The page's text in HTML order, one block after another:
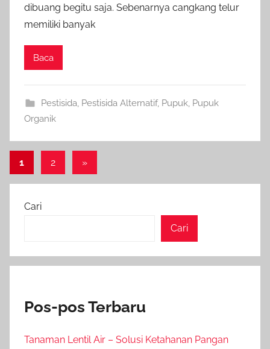
dibuang begitu saja. Sebenarnya cangkang telur
memiliki banyak
Baca
Pestisida, Pestisida Alternatif, Pupuk, Pupuk
Organik
Paginasi
pos
1 2
Next
»
Cari
Cari
Pos-pos Terbaru
Tanaman Lentil Air – Solusi Ketahanan Pangan